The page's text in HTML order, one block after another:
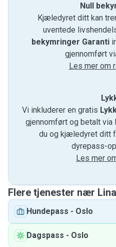
Null
Kjæledyret ditt kan
uventede
bekymringer Garanti
gjennomført
Les mer om
Vi inkluderer en gratis
gjennomført og betalt via
du og kjæledyret ditt
dyrepass-
Les mer
Flere tjenester nær
Hundepass - Oslo
Dagspass - Oslo